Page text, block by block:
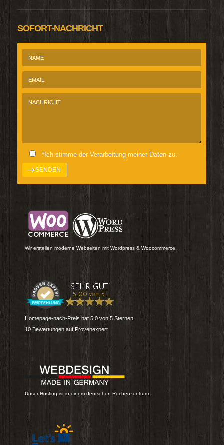
SOFORT-NACHRICHT
*Ich stimme der Verarbeitung meiner Daten zu.
Wir erstellen moderne Webseiten mit Wordpress & Woocommerce.
Homepage-nach-Preis hat 5.0 von 5 Sternen
10 Bewertungen auf Provenexpert
Unser Hosting ist in einem deutschen Rechenzentrum.